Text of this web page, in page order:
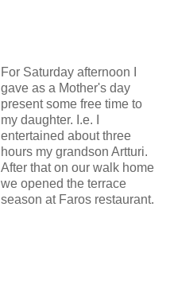
For Saturday afternoon I
gave as a Mother's day
present some free time to
my daughter. I.e. I
entertained about three
hours my grandson Artturi.
After that on our walk home
we opened the terrace
season at Faros restaurant.